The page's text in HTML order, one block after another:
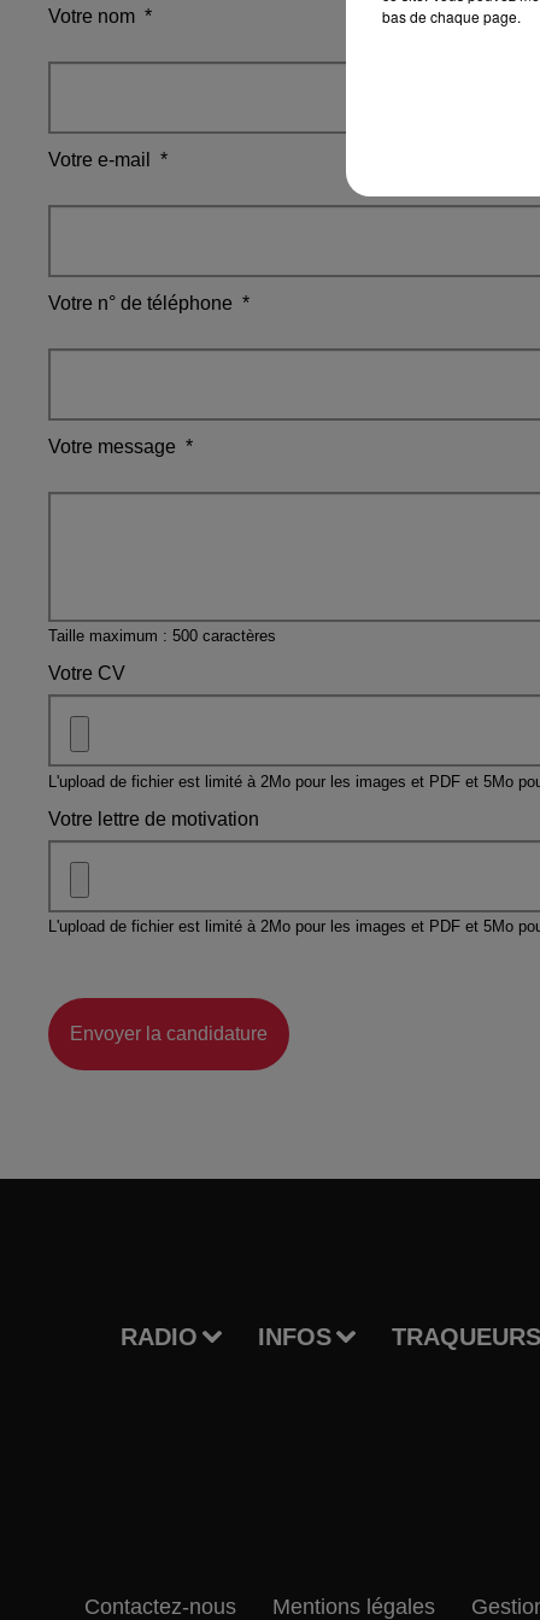
Votre nom *
Votre e-mail *
Votre n° de téléphone *
Votre message *
Taille maximum : 500 caractères
Votre CV
L'upload de fichier est limité à 2Mo pour les images et PDF et 5Mo
Votre lettre de motivation
L'upload de fichier est limité à 2Mo pour les images et PDF et 5Mo
Envoyer la candidature
RADIO INFOS
Contactez-nous Mentions légales
bas de chaque page.